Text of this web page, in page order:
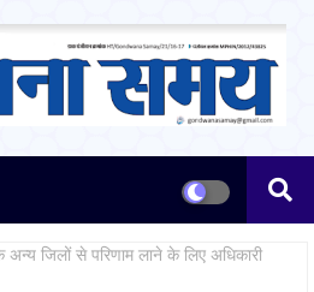
अन्य जिलों से परिणाम लाने के लिए अधिकारी